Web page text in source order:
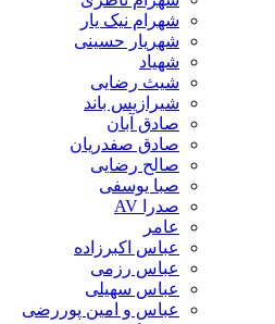
شهرام نیک یار
شهریار حسینی
شهیاد
شیث رضایی
شیرازیس باند
صادق آبان
صادق صفدریان
صالح رضایی
صبا یوسفی
صدرا AV
عامر
عباس اکبرزاده
عباس رزمی
عباس سهیلی
عباس و امین پوررضی